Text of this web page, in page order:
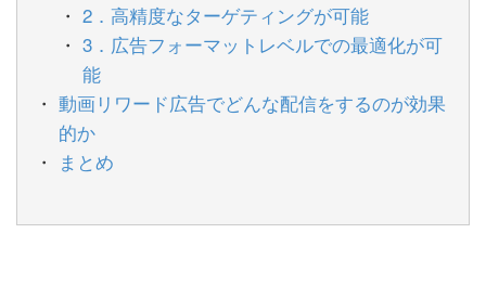
2．高精度なターゲティングが可能
3．広告フォーマットレベルでの最適化が可
能
動画リワード広告でどんな配信をするのが効果
的か
まとめ